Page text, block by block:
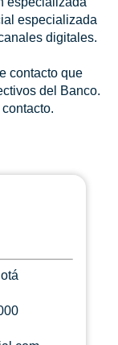
especializada
digitales.
contacto que
del Banco.